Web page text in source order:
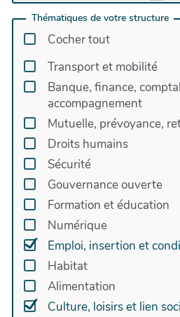
Tu veux trouver ta voie, ta raison
du sens à ta vie? Il te suffit de prendre contact
avec notre équipe de possibilistes formée aux
outils du coaching, chacun expert dans son
Quelques séances, un accompagnement
personnalisé, des ateliers, des formations, tu
trouveras forcément ce qui te convient pour créer
la réussite qui te ressemble.
Et parce que chacun a la possibilité de
place pour vivre une vie de choix, nous
accompagnons aussi tous les adultes qui n’ont
pas eu la chance de croiser un possibiliste à
l’époque.
Thématiques de votre structure
Cocher tout
Transport et mobilité
Banque, finance,
accompagnement
Mutuelle, prévoyance,
Droits humains
Sécurité
Gouvernance ouverte
Formation et éducation
Numérique
Emploi, insertion et
Habitat
Alimentation
Culture, loisirs et lien